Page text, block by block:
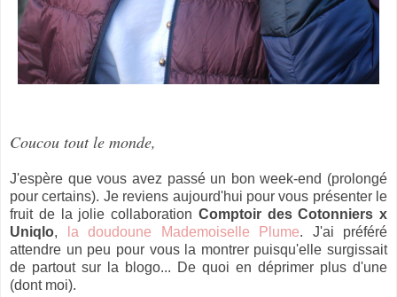
Coucou tout le monde,
J'espère que vous avez passé un bon week-end (prolongé
pour certains). Je reviens aujourd'hui pour vous présenter le
fruit de la jolie collaboration Comptoir des Cotonniers x
Uniqlo, la doudoune Mademoiselle Plume. J'ai préféré
attendre un peu pour vous la montrer puisqu'elle surgissait
de partout sur la blogo... De quoi en déprimer plus d'une
(dont moi).